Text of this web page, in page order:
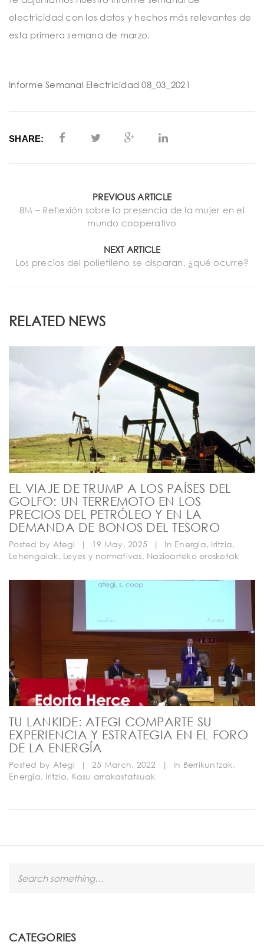
i
electricidad con los datos y hechos más relevantes de
esta primera semana de marzo.
Informe Semanal Electricidad 08_03_2021
SHARE:
PREVIOUS ARTICLE
8M – Reflexión sobre la presencia de la mujer en el
mundo cooperativo
NEXT ARTICLE
Los precios del polietileno se disparan, ¿qué ocurre?
RELATED NEWS
EL VIAJE DE TRUMP A LOS PAÍSES DEL
GOLFO: UN TERREMOTO EN LOS
PRECIOS DEL PETRÓLEO Y EN LA
DEMANDA DE BONOS DEL TESORO
Posted by Ategi | 19 May, 2025 | In Energia, Iritzia,
Lehengaiak, Leyes y normativas, Nazioarteko erosketak
TU LANKIDE: ATEGI COMPARTE SU
EXPERIENCIA Y ESTRATEGIA EN EL FORO
DE LA ENERGÍA
Posted by Ategi | 25 March, 2022 | In Berrikuntzak,
Energia, Iritzia, Kasu arrakastatsuak
h
CATEGORIES